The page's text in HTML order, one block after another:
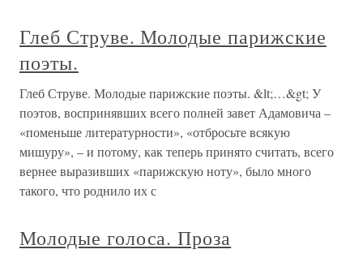
Глеб Струве. Молодые парижские
поэты.
Глеб Струве. Молодые парижские поэты. &lt;…&gt; У
поэтов, воспринявших всего полней завет Адамовича –
«поменьше литературности», «отбросьте всякую
мишуру», – и потому, как теперь принято считать, всего
вернее выразивших «парижскую ноту», было много
такого, что роднило их с
Молодые голоса. Проза